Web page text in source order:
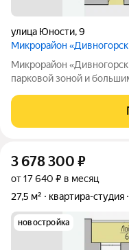
улица Юности,9
Микрорайон
Микрорайон «Дивногорский» это готовые
парковой зоной и
с безопасным покрытием.
3 678 300 ₽
от 17 640 ₽ в месяц
27,5 м²
квартира-студия
новостройка